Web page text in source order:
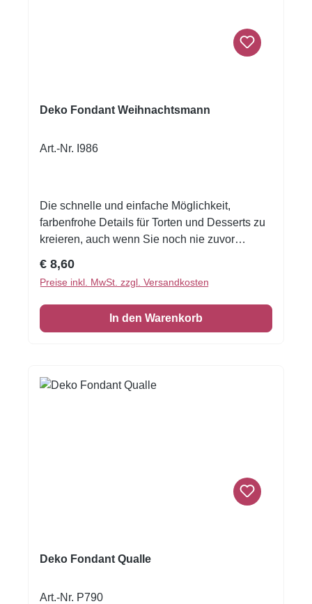
Deko Fondant Weihnachtsmann
Art.-Nr. I986
Die schnelle und einfache Möglichkeit,
farbenfrohe Details für Torten und Desserts zu
kreieren, auch wenn Sie noch nie zuvor
schneiden oder stanzen Sie jede beliebige
Form - keine Vorbereitung. Fondantfolie hat
einen leichten, süßen Geschmack. Auch das
Einschlagen von Keksen oder Kuchen ist
Regulärer Preis:
€ 8,60
Preise inkl. MwSt. zzgl. Versandkosten
In den Warenkorb
Deko Fondant Qualle
Art.-Nr. P790